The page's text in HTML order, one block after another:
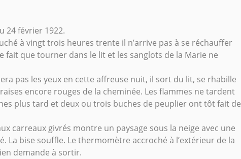
24 février 1922.
à vingt trois heures trente il n’arrive pas à se réchauffer
fait que tourner dans le lit et les sanglots de la Marie ne
pas les yeux en cette affreuse nuit, il sort du lit, se rhabille
encore rouges de la cheminée. Les flammes ne tardent
plus tard et deux ou trois buches de peuplier ont tôt fait de
carreaux givrés montre un paysage sous la neige avec une
La bise souffle. Le thermomètre accroché à l’extérieur de la
demande à sortir.